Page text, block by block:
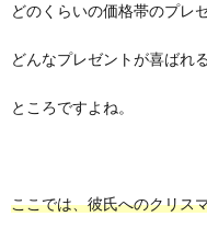
どのくらいの価格帯のプレ
どんなプレゼントが喜ばれ
ところですよね。
ここでは、彼氏へのクリス